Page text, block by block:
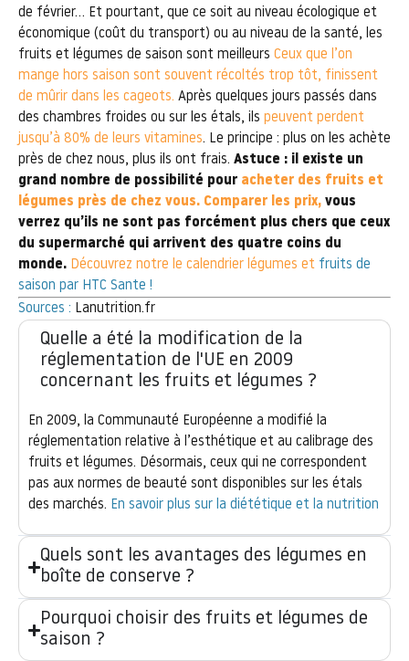
de février… Et pourtant, que ce soit au niveau écologique et
économique (coût du transport) ou au niveau de la santé, les
fruits et légumes de saison sont meilleurs Ceux que l’on
mange hors saison sont souvent récoltés trop tôt, finissent
de mûrir dans les cageots. Après quelques jours passés dans
des chambres froides ou sur les étals, ils peuvent perdent
jusqu’à 80% de leurs vitamines. Le principe : plus on les achète
près de chez nous, plus ils ont frais. Astuce : il existe un
grand nombre de possibilité pour acheter des fruits et
légumes près de chez vous. Comparer les prix, vous
verrez qu’ils ne sont pas forcément plus chers que ceux
du supermarché qui arrivent des quatre coins du
monde. Découvrez notre le calendrier légumes et fruits de
saison par HTC Sante !
Sources : Lanutrition.fr
Quelle a été la modification de la
réglementation de l'UE en 2009
concernant les fruits et légumes ?
En 2009, la Communauté Européenne a modifié la
réglementation relative à l’esthétique et au calibrage des
fruits et légumes. Désormais, ceux qui ne correspondent
pas aux normes de beauté sont disponibles sur les étals
des marchés. En savoir plus sur la diététique et la nutrition
Quels sont les avantages des légumes en
boîte de conserve ?
Pourquoi choisir des fruits et légumes de
saison ?